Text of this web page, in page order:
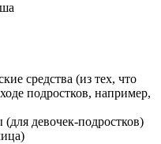
средства (из тех, что
подростков, например,
девочек-подростков)